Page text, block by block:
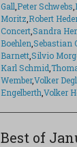
Gall Peter Schwebs
Moritz Robert
Concert,Sandra
Boehlen Sebastian
Barnett,Silvio
Karl Schmid
Wember,Volker
Engelberth Volker
Best of